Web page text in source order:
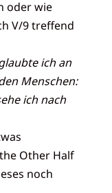
oder wie
V/9 treffend
ich an
Menschen:
ich nach
Other Half
noch